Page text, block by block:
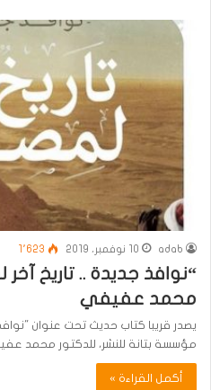
adab 10 نوفمبر، 2019 1٬623
“نوافذ جديدة .. تاريخ
محمد عفيفي
يصدر قريبا كتاب حديث تحت عنوان
مؤسسة بتانة للنشر، للدكتور محمد
أكمل القراءة »